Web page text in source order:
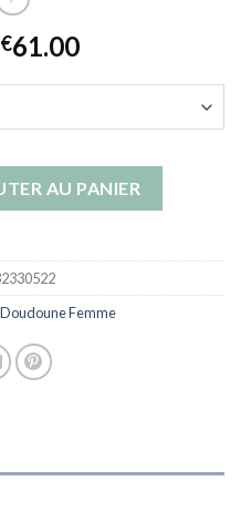
€61.00
femme
AU PANIER
Femme